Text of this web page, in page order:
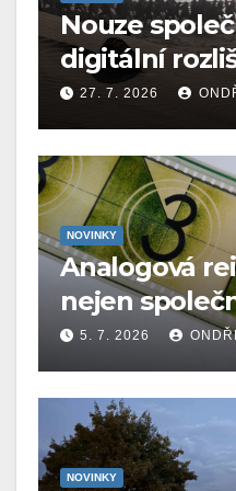
Nouze
digitální
27. 7. 2026
NOVINKY
Analogová
nejen
5. 7. 2026
NOVINKY